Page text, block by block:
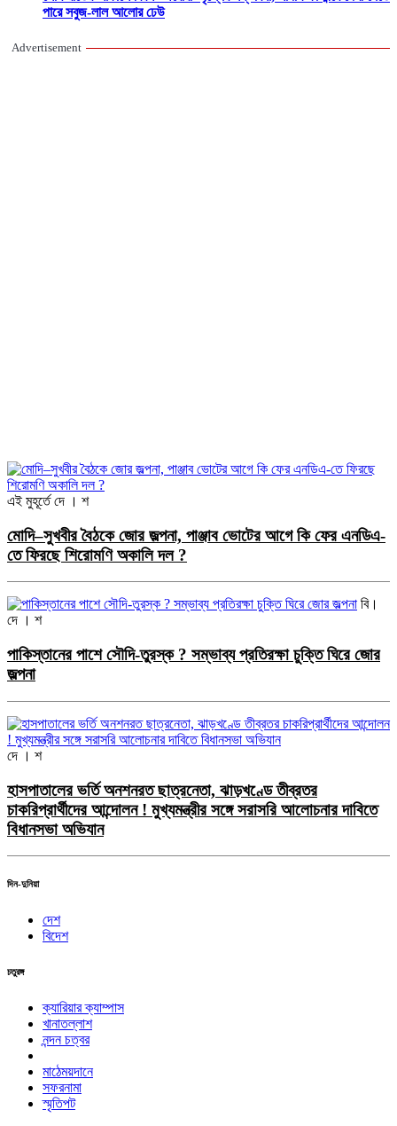
পারে সবুজ-লাল আলোর ঢেউ
Advertisement
এই মুহূর্তে দে । শ
মোদি–সুখবীর বৈঠকে জোর জল্পনা, পাঞ্জাব ভোটের আগে কি ফের এনডিএ-
তে ফিরছে শিরোমণি অকালি দল ?
বি।
দে । শ
পাকিস্তানের পাশে সৌদি-তুরস্ক ? সম্ভাব্য প্রতিরক্ষা চুক্তি ঘিরে জোর
জল্পনা
দে । শ
হাসপাতালের ভর্তি অনশনরত ছাত্রনেতা, ঝাড়খণ্ডে তীব্রতর
চাকরিপ্রার্থীদের আন্দোলন ! মুখ্যমন্ত্রীর সঙ্গে সরাসরি আলোচনার দাবিতে
বিধানসভা অভিযান
দিন-দুনিয়া
দেশ
বিদেশ
চতুরঙ্গ
ক্যারিয়ার ক্যাম্পাস
খানাতল্লাশ
নন্দন চত্বর
মাঠেময়দানে
সফরনামা
স্মৃতিপট